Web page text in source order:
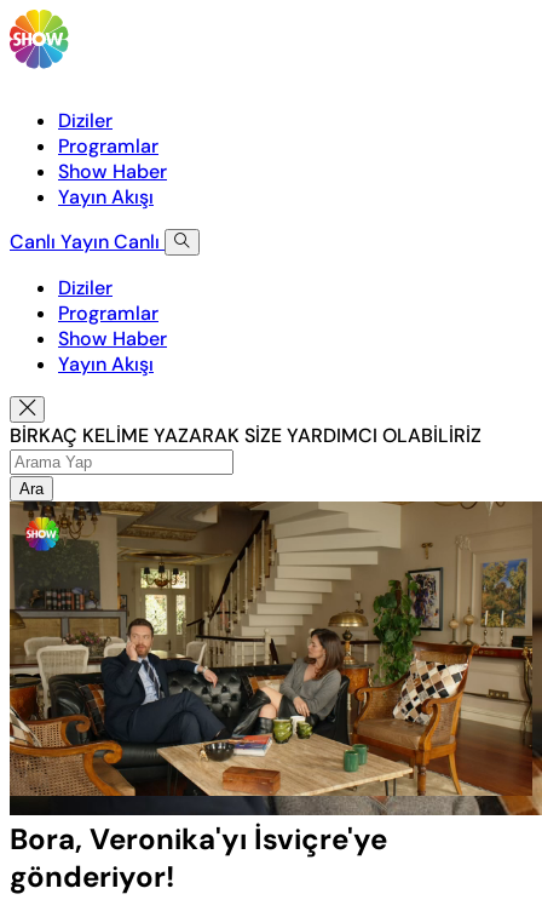
Diziler
Programlar
Show Haber
Yayın Akışı
Canlı YayınCanlı
Diziler
Programlar
Show Haber
Yayın Akışı
BİRKAÇ KELİME YAZARAK SİZE YARDIMCI OLABİLİRİZ
Ara
Sesi
Aç
Yüklendi
39.05%
Oynatma
Hızı
Bora, Veronika'yı İsviçre'ye
gönderiyor!